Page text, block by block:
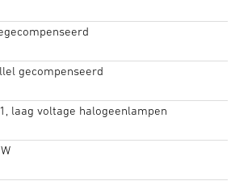
gecompenseerd
laag voltage halogeenlampen